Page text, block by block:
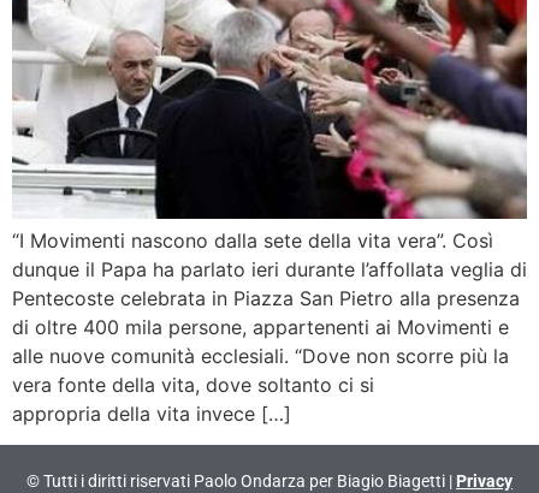
“I Movimenti nascono dalla sete della vita vera”. Così
dunque il Papa ha parlato ieri durante l’affollata veglia di
Pentecoste celebrata in Piazza San Pietro alla presenza
di oltre 400 mila persone, appartenenti ai Movimenti e
alle nuove comunità ecclesiali. “Dove non scorre più la
vera fonte della vita, dove soltanto ci si
appropria della vita invece […]
© Tutti i diritti riservati Paolo Ondarza per Biagio Biagetti | Privacy